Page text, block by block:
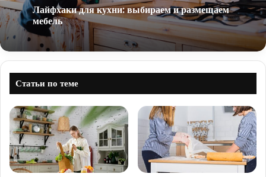
Лайфхаки для кухни: выбираем и размещаем
мебель
Статьи по теме